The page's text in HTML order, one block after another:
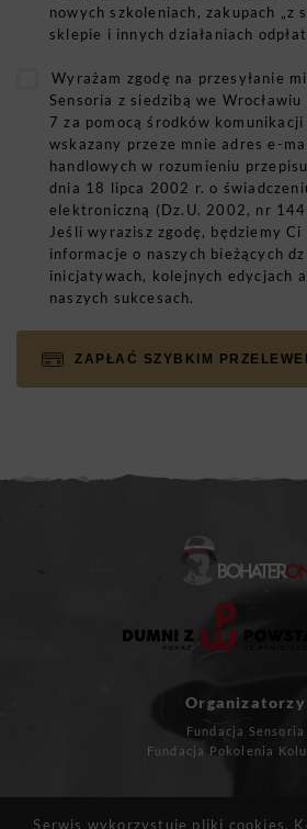
Serwis wykorzystuje pliki cookies.
nowych szkoleniach, zakupach „z
sklepie i innych działaniach
Wyrażam zgodę na przesyłanie
Sensoria z siedzibą we
7 za pomocą środków
wskazany przeze mnie adres e-
handlowych w rozumieniu
dnia 18 lipca 2002 r. o
elektroniczną (Dz.U. 2002, nr
Jeśli wyrazisz zgodę, będziemy Ci
informacje o naszych bieżących
inicjatywach, kolejnych edycjach
naszych sukcesach.
ZAPŁAĆ SZYBKIM
Organizatorzy
Fundacja Sensoria
Fundacja Pokolenia